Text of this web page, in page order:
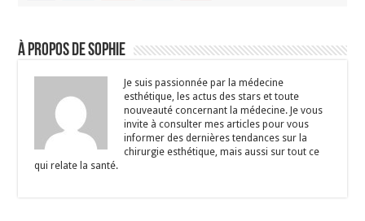
À propos de Sophie
Je suis passionnée par la médecine
esthétique, les actus des stars et toute
nouveauté concernant la médecine. Je vous
invite à consulter mes articles pour vous
informer des dernières tendances sur la
chirurgie esthétique, mais aussi sur tout ce
qui relate la santé.